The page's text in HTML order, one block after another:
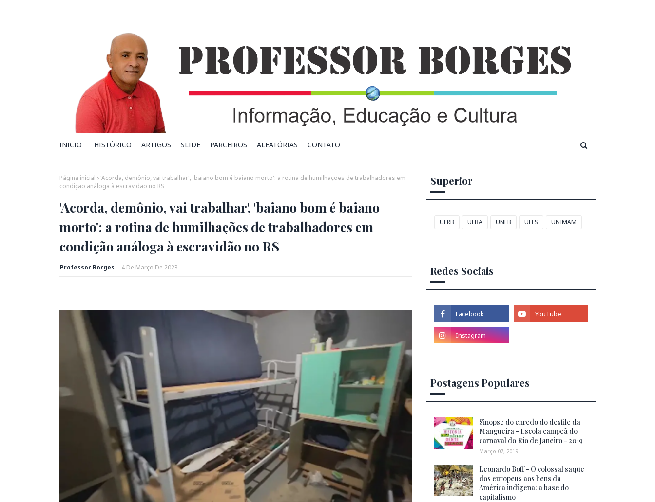
INICIO HISTÓRICO ARTIGOS SLIDE PARCEIROS ALEATÓRIAS CONTATO
Página inicial
'Acorda, demônio, vai trabalhar', 'baiano bom é baiano morto': a rotina de humilhações de trabalhadores em
condição análoga à escravidão no RS
'Acorda, demônio, vai trabalhar', 'baiano bom é baiano
morto': a rotina de humilhações de trabalhadores em
condição análoga à escravidão no RS
Professor Borges - 4 De Março De 2023
Superior
UFRB UFBA UNEB UEFS UNIMAM
Redes Sociais
Postagens Populares
Sinopse do enredo do desfile da
Mangueira - Escola campeã do
carnaval do Rio de Janeiro - 2019
Março 07, 2019
Leonardo Boff - O colossal saque
dos europeus aos bens da
América indígena: a base do
capitalismo